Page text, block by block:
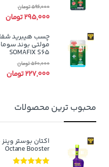
295,000تومان
596,000تومان
چسب هیبرید
مولتی بوند
SOMAFIX S65
227,000تومان
560,000تومان
محبوب ترین محصولات
Octane Booster